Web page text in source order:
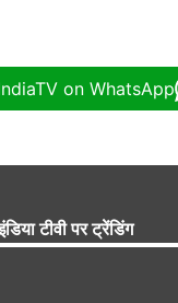
on WhatsApp
टीवी पर ट्रेंडिंग